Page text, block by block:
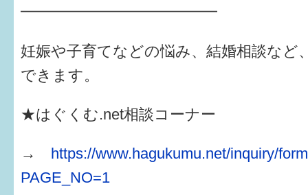
━━━━━━━━━━━━━
妊娠や子育てなどの悩み、結婚相談など
できます。
★はぐくむ.net相談コーナー
→ https://www.hagukumu.net/inquiry/
PAGE_NO=1